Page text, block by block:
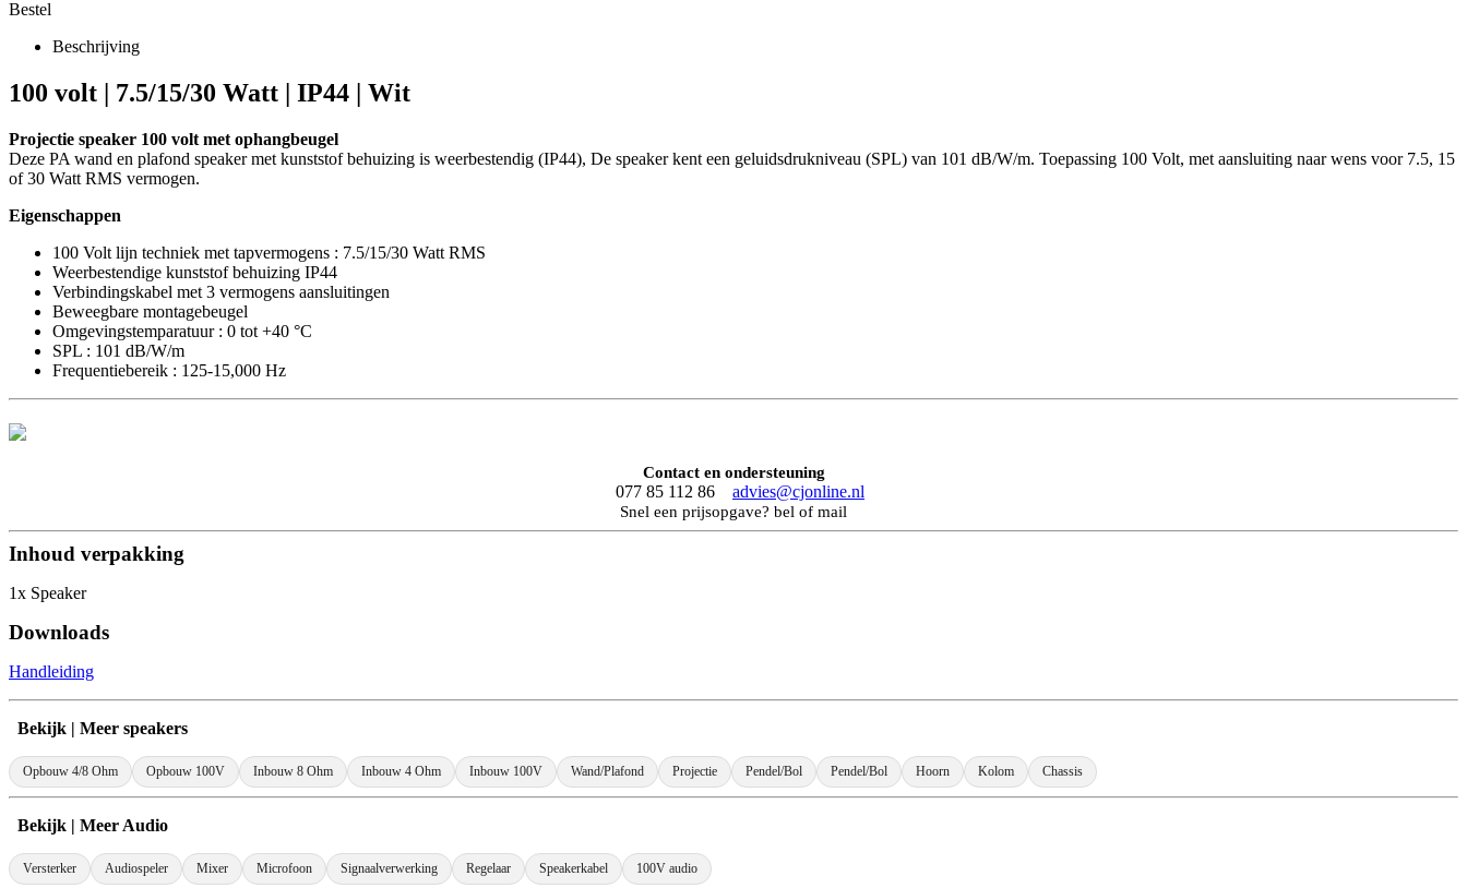
Bestel
Beschrijving
100 volt | 7.5/15/30 Watt | IP44 | Wit
Projectie speaker 100 volt met ophangbeugel
Deze PA wand en plafond speaker met kunststof behuizing is weerbestendig (IP44), De speaker kent een geluidsdrukniveau (SPL) van 101 dB/W/m. Toepassing 100 Volt, met aansluiting naar wens voor 7.5, 15
of 30 Watt RMS vermogen.
Eigenschappen
100 Volt lijn techniek met tapvermogens : 7.5/15/30 Watt RMS
Weerbestendige kunststof behuizing IP44
Verbindingskabel met 3 vermogens aansluitingen
Beweegbare montagebeugel
Omgevingstemparatuur : 0 tot +40 °C
SPL : 101 dB/W/m
Frequentiebereik : 125-15,000 Hz
Contact en ondersteuning
077 85 112 86 advies@cjonline.nl
Snel een prijsopgave? bel of mail
Inhoud verpakking
1x Speaker
Downloads
Handleiding
Bekijk | Meer speakers
Opbouw 4/8 Ohm Opbouw 100V Inbouw 8 Ohm Inbouw 4 Ohm Inbouw 100V Wand/Plafond Projectie Pendel/Bol Pendel/Bol Hoorn Kolom Chassis
Bekijk | Meer Audio
Versterker Audiospeler Mixer Microfoon Signaalverwerking Regelaar Speakerkabel 100V audio